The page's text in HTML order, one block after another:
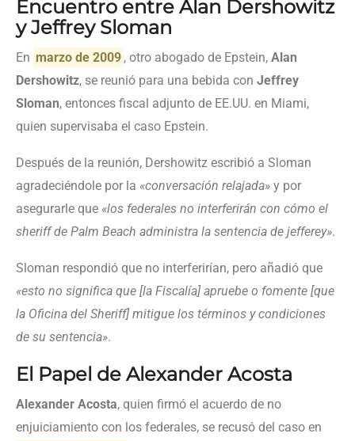
Encuentro entre Alan Dershowitz
y Jeffrey Sloman
En marzo de 2009 , otro abogado de Epstein,Alan
Dershowitz, se reunió para una bebida con Jeffrey
Sloman, entonces fiscal adjunto de EE.UU. en Miami,
quien supervisaba el caso Epstein.
Después de la reunión, Dershowitz escribió a Sloman
agradeciéndole por la «conversación relajada» y por
asegurarle que «los federales no interferirán con cómo el
sheriff de Palm Beach administra la sentencia de jefferey».
Sloman respondió que no interferirían, pero añadió que
«esto no significa que [la Fiscalía] apruebe o fomente [que
la Oficina del Sheriff] mitigue los términos y condiciones
de su sentencia».
El Papel de Alexander Acosta
Alexander Acosta, quien firmó el acuerdo de no
enjuiciamiento con los federales, se recusó del caso en